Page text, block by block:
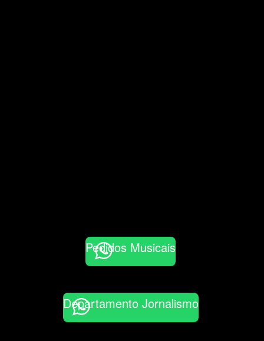
Pedidos Musicais
Departamento Jornalismo